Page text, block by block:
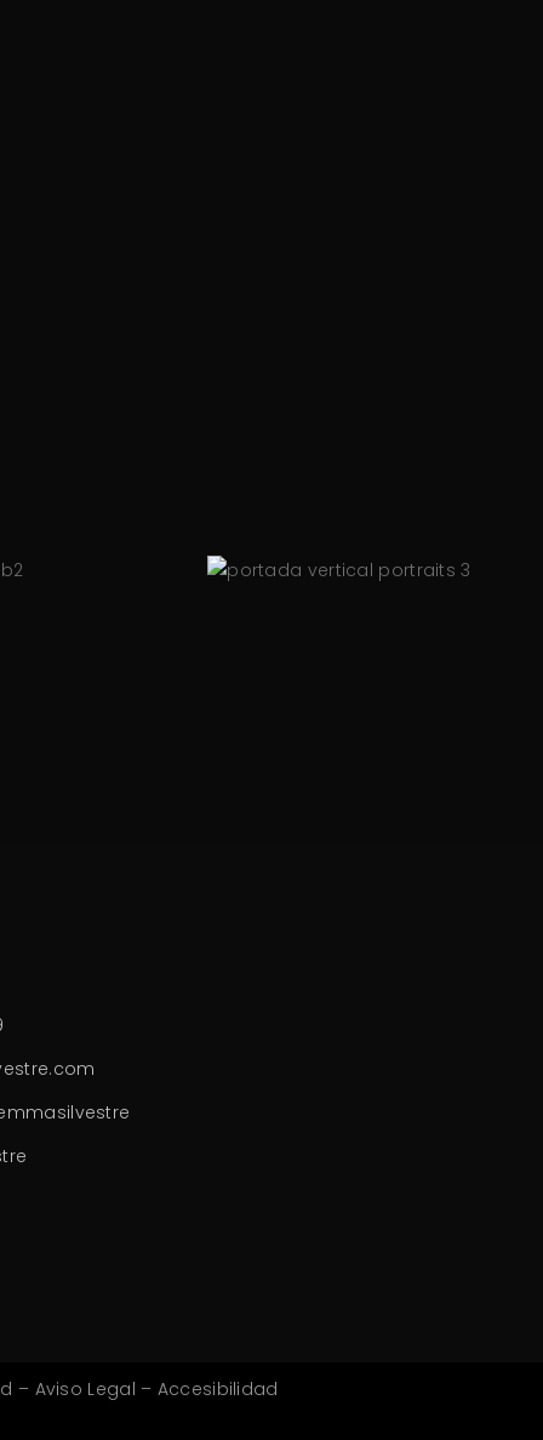
– Aviso Legal – Accesibilidad